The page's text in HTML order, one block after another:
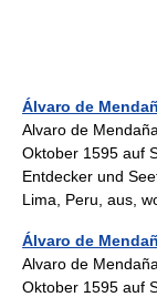
Álvaro de
Alvaro de
Oktober 1595 auf
Entdecker und
Lima, Peru, aus,
Álvaro de
Alvaro de
Oktober 1595 auf